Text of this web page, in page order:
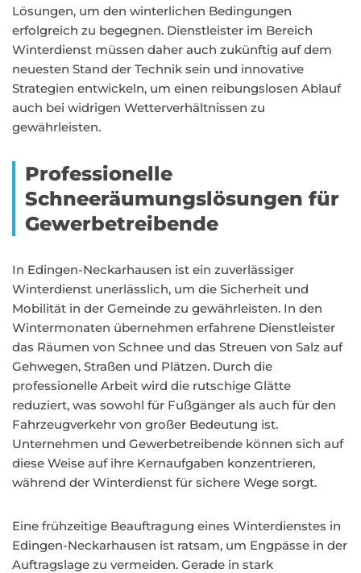
Lösungen, um den winterlichen Bedingungen
erfolgreich zu begegnen. Dienstleister im Bereich
Winterdienst müssen daher auch zukünftig auf dem
neuesten Stand der Technik sein und innovative
Strategien entwickeln, um einen reibungslosen Ablauf
auch bei widrigen Wetterverhältnissen zu
gewährleisten.
Professionelle
Schneeräumungslösungen für
Gewerbetreibende
In Edingen-Neckarhausen ist ein zuverlässiger
Winterdienst unerlässlich, um die Sicherheit und
Mobilität in der Gemeinde zu gewährleisten. In den
Wintermonaten übernehmen erfahrene Dienstleister
das Räumen von Schnee und das Streuen von Salz auf
Gehwegen, Straßen und Plätzen. Durch die
professionelle Arbeit wird die rutschige Glätte
reduziert, was sowohl für Fußgänger als auch für den
Fahrzeugverkehr von großer Bedeutung ist.
Unternehmen und Gewerbetreibende können sich auf
diese Weise auf ihre Kernaufgaben konzentrieren,
während der Winterdienst für sichere Wege sorgt.
Eine frühzeitige Beauftragung eines Winterdienstes in
Edingen-Neckarhausen ist ratsam, um Engpässe in der
Auftragslage zu vermeiden. Gerade in stark